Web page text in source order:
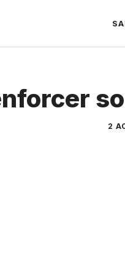
2